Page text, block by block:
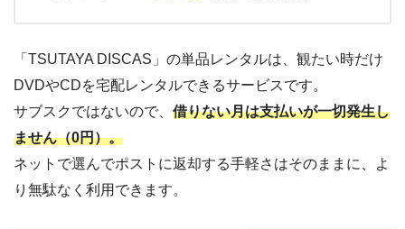
「TSUTAYA DISCAS」の単品レンタルは、観たい時だけ
DVDやCDを宅配レンタルできるサービスです。
サブスクではないので、 借りない月は支払いが一切発生し
ません（0円）。
ネットで選んでポストに返却する手軽さはそのままに、よ
り無駄なく利用できます。